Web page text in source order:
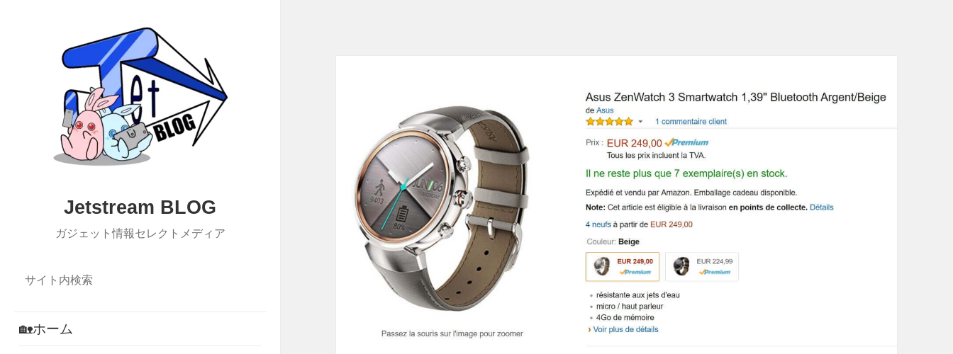
Jetstream BLOG
ガジェット情報セレクトメディア
🏡ホーム